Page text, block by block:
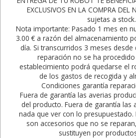
EXCLUSIVOS EN LA COMPRA DEL
sujetas a stock.
Nota importante: Pasado 1 mes en
3.00 € a razón del almacenamiento
día. Si transcurridos 3 meses
reparación no se ha
establecimiento podrá quedarse el
de los gastos de recogida y
Condiciones garantía
Fuera de garantía las averias
del producto. Fuera de garantía las
nada que ver con lo
son accesorios que no se
sustituyen por